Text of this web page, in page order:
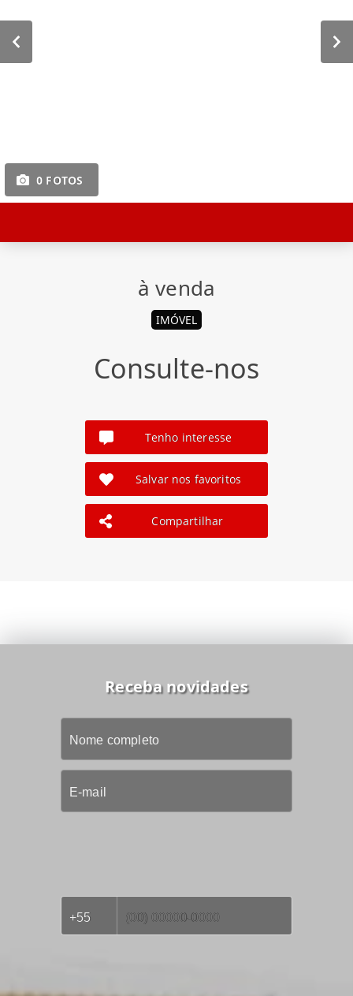
0 FOTOS
à venda
IMÓVEL
Consulte-nos
Tenho interesse
Salvar nos favoritos
Compartilhar
Receba novidades